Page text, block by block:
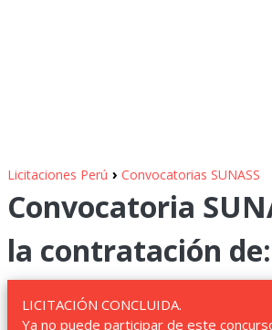
Licitaciones Perú › Convocatorias SUNASS
Convocatoria
la contratación
LICITACIÓN CONCLUIDA.
Ya no puede participar de este